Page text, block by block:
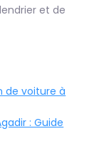
et de
de voiture à
: Guide